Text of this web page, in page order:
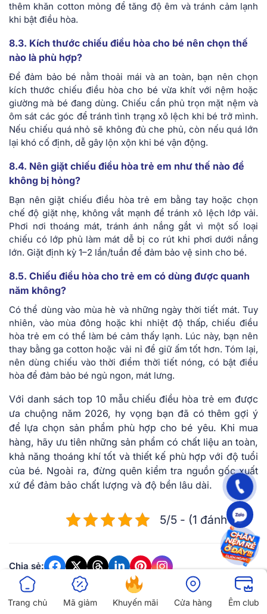
thêm khăn cotton mỏng để tăng độ êm và tránh cảm lạnh
khi bật điều hòa.
8.3. Kích thước chiếu điều hòa cho bé nên chọn thế
nào là phù hợp?
Để đảm bảo bé nằm thoải mái và an toàn, bạn nên chọn
kích thước chiếu điều hòa cho bé vừa khít với nệm hoặc
giường mà bé đang dùng. Chiếu cần phủ trọn mặt nệm và
ôm sát các góc để tránh tình trạng xô lệch khi bé trở mình.
Nếu chiếu quá nhỏ sẽ không đủ che phủ, còn nếu quá lớn
lại khó cố định, dễ gây lộn xộn khi bé vận động.
8.4. Nên giặt chiếu điều hòa trẻ em như thế nào để
không bị hỏng?
Bạn nên giặt chiếu điều hòa trẻ em bằng tay hoặc chọn
chế độ giặt nhẹ, không vắt mạnh để tránh xô lệch lớp vải.
Phơi nơi thoáng mát, tránh ánh nắng gắt vì một số loại
chiếu có lớp phủ làm mát dễ bị co rút khi phơi dưới nắng
lớn. Giặt định kỳ 1–2 lần/tuần để đảm bảo vệ sinh cho bé.
8.5. Chiếu điều hòa cho trẻ em có dùng được quanh
năm không?
Có thể dùng vào mùa hè và những ngày thời tiết mát. Tuy
nhiên, vào mùa đông hoặc khi nhiệt độ thấp, chiếu điều
hòa trẻ em có thể làm bé cảm thấy lạnh. Lúc này, bạn nên
thay bằng ga cotton hoặc vải nỉ để giữ ấm tốt hơn. Tóm lại,
nên dùng chiếu vào thời điểm thời tiết nóng, có bật điều
hòa để đảm bảo bé ngủ ngon, mát lưng.
Với danh sách top 10 mẫu chiếu điều hòa trẻ em được
ưa chuộng năm 2026, hy vọng bạn đã có thêm gợi ý
để lựa chọn sản phẩm phù hợp cho bé yêu. Khi mua
hàng, hãy ưu tiên những sản phẩm có chất liệu an toàn,
khả năng thoáng khí tốt và thiết kế phù hợp với độ tuổi
của bé. Ngoài ra, đừng quên kiểm tra nguồn gốc xuất
xứ để đảm bảo chất lượng và độ bền lâu dài.
5/5 - (1 đánh giá)
Chia sẻ:
Trang chủ Mã giảm Khuyến mãi Cửa hàng Êm club